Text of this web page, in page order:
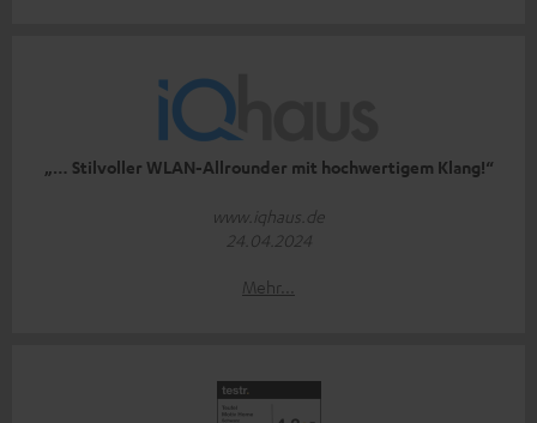
„… Stilvoller WLAN-Allrounder mit hochwertigem Klang!“
www.iqhaus.de
24.04.2024
Mehr...